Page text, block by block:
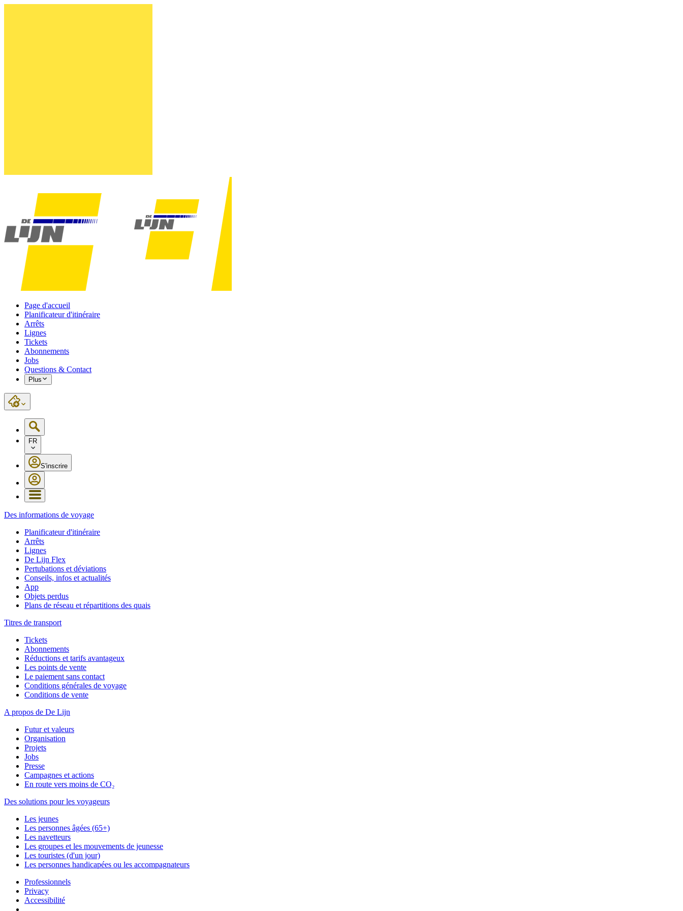
Page d'accueil
Planificateur d'itinéraire
Arrêts
Lignes
Tickets
Abonnements
Jobs
Questions & Contact
Plus
FR
S'inscrire
Des informations de voyage
Planificateur d'itinéraire
Arrêts
Lignes
De Lijn Flex
Pertubations et déviations
Conseils, infos et actualités
App
Objets perdus
Plans de réseau et répartitions des quais
Titres de transport
Tickets
Abonnements
Réductions et tarifs avantageux
Les points de vente
Le paiement sans contact
Conditions générales de voyage
Conditions de vente
A propos de De Lijn
Futur et valeurs
Organisation
Projets
Jobs
Presse
Campagnes et actions
En route vers moins de CO₂
Des solutions pour les voyageurs
Les jeunes
Les personnes âgées (65+)
Les navetteurs
Les groupes et les mouvements de jeunesse
Les touristes (d'un jour)
Les personnes handicapées ou les accompagnateurs
Professionnels
Privacy
Accessibilité